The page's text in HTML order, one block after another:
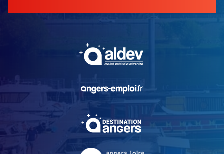
, Ouvre une nouvelle